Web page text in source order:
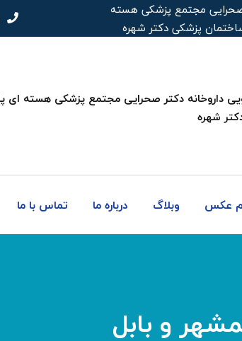
صحرایی مجتمع پزشکی هسته
شهره
عکس وبلاگ درباره ما تماس با ما
و بابل